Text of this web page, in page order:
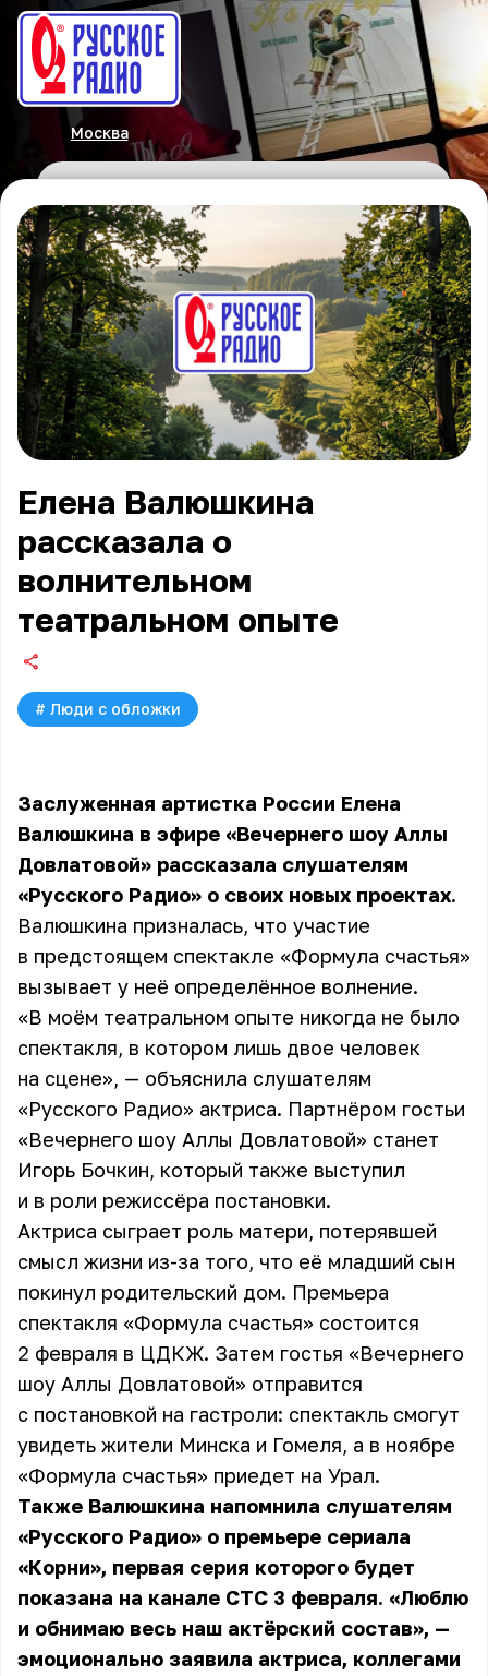
Москва
Елена Валюшкина
рассказала о
волнительном
театральном опыте
# Люди с обложки
Заслуженная артистка России Елена
Валюшкина в эфире «Вечернего шоу Аллы
Довлатовой» рассказала слушателям
«Русского Радио» о своих новых проектах.
Валюшкина призналась, что участие
в предстоящем спектакле «Формула счастья»
вызывает у неё определённое волнение.
«В моём театральном опыте никогда не было
спектакля, в котором лишь двое человек
на сцене», — объяснила слушателям
«Русского Радио» актриса. Партнёром гостьи
«Вечернего шоу Аллы Довлатовой» станет
Игорь Бочкин, который также выступил
и в роли режиссёра постановки.
Актриса сыграет роль матери, потерявшей
смысл жизни из-за того, что её младший сын
покинул родительский дом. Премьера
спектакля «Формула счастья» состоится
2 февраля в ЦДКЖ. Затем гостья «Вечернего
шоу Аллы Довлатовой» отправится
с постановкой на гастроли: спектакль смогут
увидеть жители Минска и Гомеля, а в ноябре
«Формула счастья» приедет на Урал.
Также Валюшкина напомнила слушателям
«Русского Радио» о премьере сериала
«Корни», первая серия которого будет
показана на канале СТС 3 февраля. «Люблю
и обнимаю весь наш актёрский состав», —
эмоционально заявила актриса, коллегами